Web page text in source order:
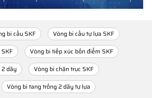
bi cầu SKF
Vòng bi cầu tự lựa SKF
Vòng bi tiếp xúc bốn điểm SKF
dãy
Vòng bi chặn trục SKF
Vòng bi tang trống 2 dãy tự lựa